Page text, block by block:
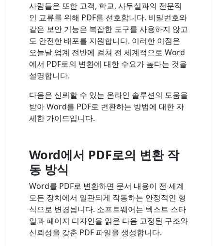
사람들은 또한 고객, 학교, 사무실과의 전문적
인 교류를 위해 PDF를 선호합니다. 비밀번호와
같은 보안 기능은 복잡한 도구를 사용하지 않고
도 안전한 배포를 지원합니다. 이러한 이점은
오늘날 업계 전반에 걸쳐 전 세계적으로 Word
에서 PDF로의 변환에 대한 수요가 높다는 것을
설명합니다.
다음은 신뢰할 수 있는 온라인 솔루션의 도움을
받아 Word를 PDF로 변환하는 방법에 대한 자
세한 가이드입니다.
Word에서 PDF로의 변환 작
동 방식
Word를 PDF로 변환하면 문서 내용이 전 세계
모든 장치에서 일관되게 작동하는 안정적인 형
식으로 변경됩니다. 소프트웨어는 텍스트 스타
일과 페이지 디자인을 읽은 다음 고정된 구조와
신뢰성을 갖춘 PDF 파일을 생성합니다.